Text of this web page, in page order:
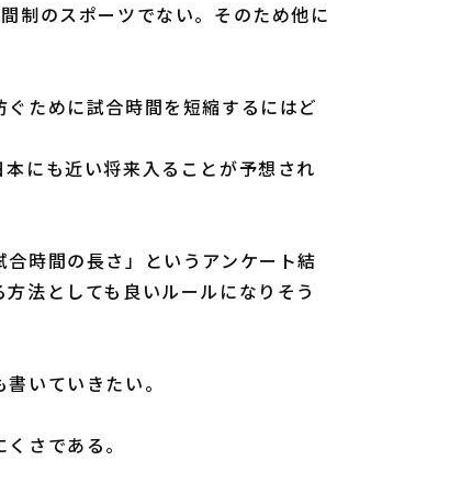
制のスポーツでない。そのため他に
ために試合時間を短縮するにはど
にも近い将来入ることが予想され
時間の長さ」というアンケート結
法としても良いルールになりそう
いていきたい。
さである。